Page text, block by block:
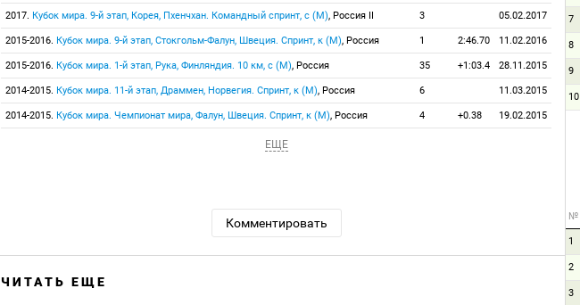
2017. Кубок мира. 9-й этап, Корея, Пхенчхан. Командный спринт, с (М), Россия II 3 05.02.2017
2015-2016. Кубок мира. 9-й этап, Стокгольм-Фалун, Швеция. Спринт, к (М), Россия 1 2:46.70 11.02.2016
2015-2016. Кубок мира. 1-й этап, Рука, Финляндия. 10 км, с (М), Россия 35 +1:03.4 28.11.2015
2014-2015. Кубок мира. 11-й этап, Драммен, Норвегия. Спринт, к (M), Россия 6 11.03.2015
2014-2015. Кубок мира. Чемпионат мира, Фалун, Швеция. Спринт, к (М), Россия 4 +0.38 19.02.2015
ЕЩЕ
Комментировать
ЧИТАТЬ ЕЩЕ
7
8
9
10
№
1
2
3